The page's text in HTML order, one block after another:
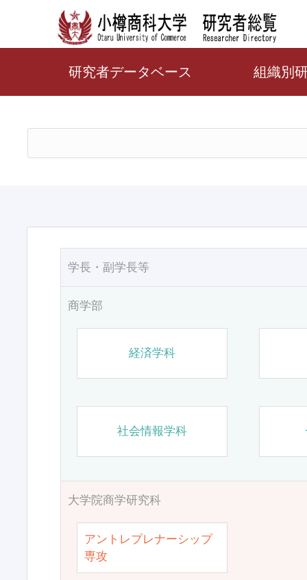
研究者データベース 組織別
学長・副学長等
商学部
経済学科
社会情報学科
大学院商学研究科
アントレプレナーシップ
専攻